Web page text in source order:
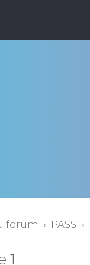
forum PASS
1